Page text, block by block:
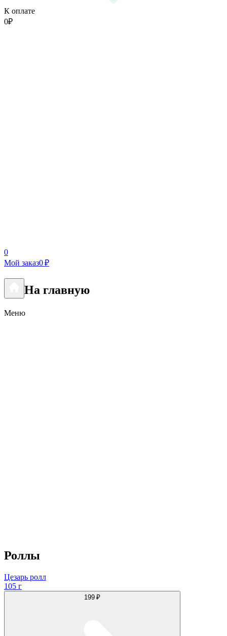
К оплате
0₽
0
Мой заказ0 ₽
На главную
Меню
Роллы
Цезарь ролл
105 г
199 ₽